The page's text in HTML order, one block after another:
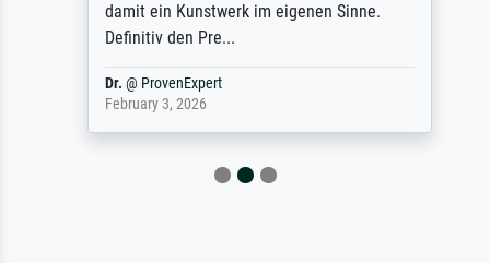
damit ein Kunstwerk im eigenen Sinne.
Definitiv den Pre...
Dr.@ProvenExpert
February 3, 2026